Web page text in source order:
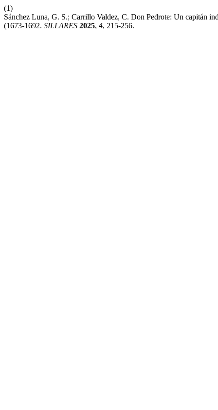
(1)
Sánchez Luna, G. S.; Carrillo Valdez, C. Don Pedrote: Un capitán
(1673-1692. SILLARES 2025, 4, 215-256.